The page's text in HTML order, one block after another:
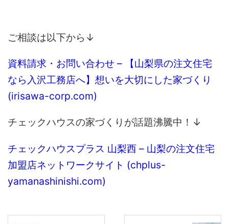
ご相談は以下から↓
資料請求・お問い合わせ – 【山梨県の注文住宅
なら入沢工務店へ】想いを大切にした家づくり
(irisawa-corp.com)
チェックハウスの家づくりが話題沸騰中！↓
チェックハウスプラス 山梨西 – 山梨の注文住宅
加盟店ネットワークサイト (chplus-
yamanashinishi.com)